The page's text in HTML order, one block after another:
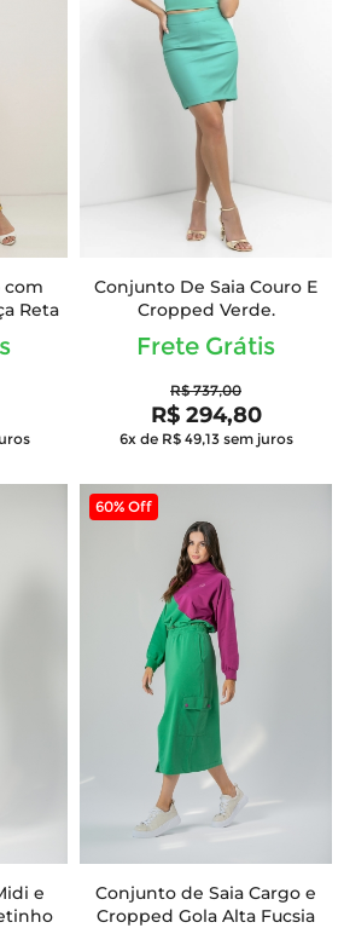
com
Reta
Conjunto De Saia Couro E
Cropped Verde.
Frete Grátis
R$ 737,00
R$ 294,80
6x de R$ 49,13 sem juros
e
60% Off
Conjunto de Saia Cargo e
Cropped Gola Alta Fucsia